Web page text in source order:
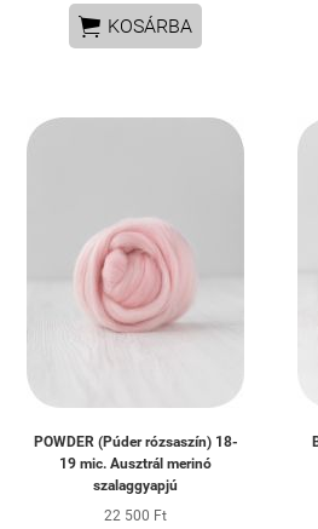
 KOSÁRBA
POWDER (Púder rózsaszín) 18-
19 mic. Ausztrál merinó
szalaggyapjú
22 500 Ft